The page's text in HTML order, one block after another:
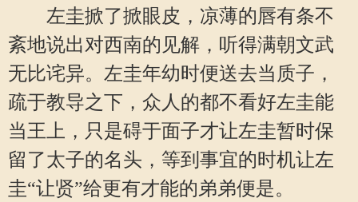
左圭掀了掀眼皮，凉薄的唇有条不
紊地说出对西南的见解，听得满朝文武
无比诧异。左圭年幼时便送去当质子，
疏于教导之下，众人的都不看好左圭能
当王上，只是碍于面子才让左圭暂时保
留了太子的名头，等到事宜的时机让左
圭“让贤”给更有才能的弟弟便是。